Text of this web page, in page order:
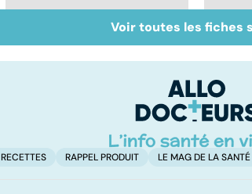
Zona : quand le virus
de la varicelle refait
Voir toutes les fiches
RECETTES RAPPEL PRODUIT LE MAG DE LA SANTÉ